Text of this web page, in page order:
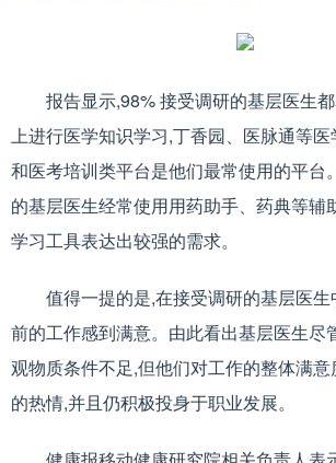
报告显示,98% 接受调研的基层医生
上进行医学知识学习,丁香园、医脉通等
和医考培训类平台是他们最常使用的平台
的基层医生经常使用用药助手、药典等辅
学习工具表达出较强的需求。
值得一提的是,在接受调研的基层医生
前的工作感到满意。由此看出基层医生尽
观物质条件不足,但他们对工作的整体满
的热情,并且仍积极投身于职业发展。